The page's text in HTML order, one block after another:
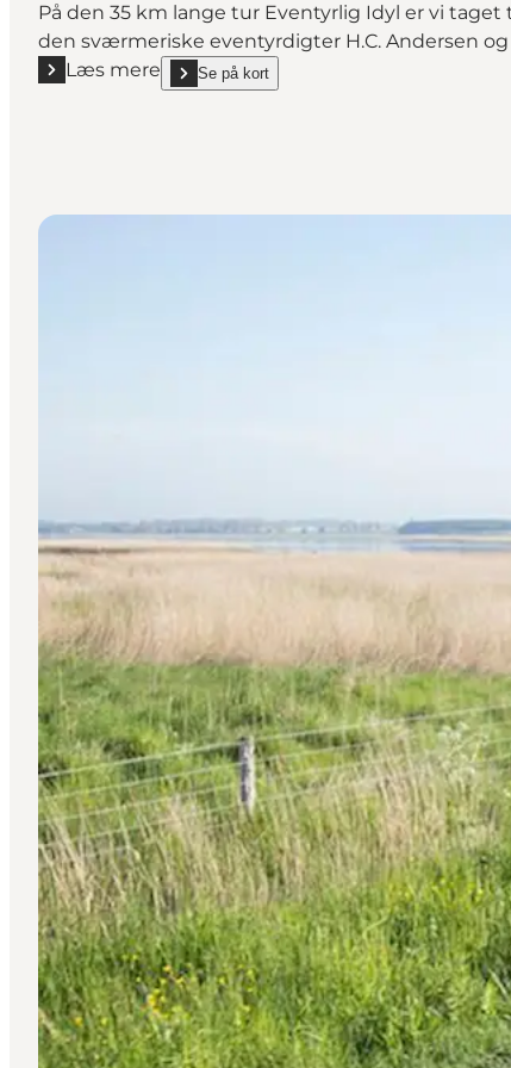
På den 35 km lange tur Eventyrlig Idyl er vi
den sværmeriske eventyrdigter H.C. Andersen
Læs mere
Læs mere "Cykeltur på Panoramaruten 424
Se på kort
show Cykeltur på Panoramaruten 424 "Eventyrlig